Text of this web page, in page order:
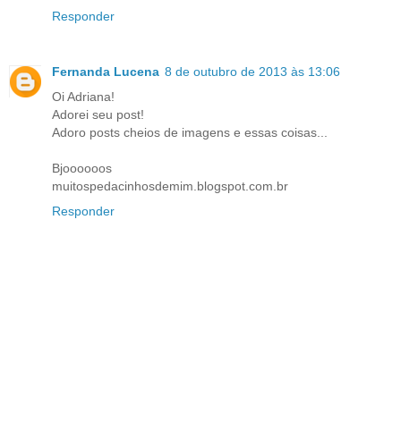
Responder
Fernanda Lucena 8 de outubro de 2013 às 13:06
Oi Adriana!
Adorei seu post!
Adoro posts cheios de imagens e essas coisas...
Bjoooooos
muitospedacinhosdemim.blogspot.com.br
Responder